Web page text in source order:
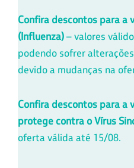
Confira descontos para a
(Influenza)– valores
podendo sofrer
devido a mudanças na
Confira descontos para a
protege contra o Vírus
oferta válida até 15/08.